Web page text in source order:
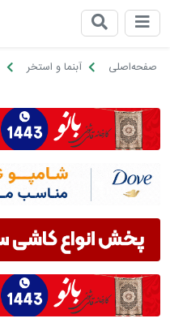
صفحه‌اصلی آبنما و استخر